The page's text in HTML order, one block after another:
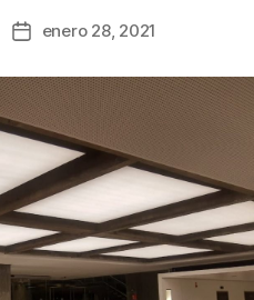
enero 28, 2021